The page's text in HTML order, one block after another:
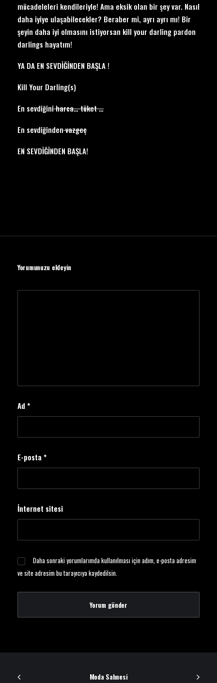
mücadeleleri kendileriyle! Ama eksik olan bir şey var. Nasıl
daha iyiye ulaşabilecekler? Beraber mi, ayrı ayrı mı! Bir
şeyin daha iyi olmasını istiyorsan kill your darling pardon
darlings hayatım!
YA DA EN SEVDİĞİNDEN BAŞLA !
Kill Your Darling(s)
En sevdiğiniharca… tüket …
En sevdiğindenvazgeç
EN SEVDİĞİNDEN BAŞLA!
Yorumunuzu ekleyin
Ad *
E-posta *
İnternet sitesi
Daha sonraki yorumlarımda kullanılması için adım, e-posta adresim
ve site adresim bu tarayıcıya kaydedilsin.
Moda Sahnesi